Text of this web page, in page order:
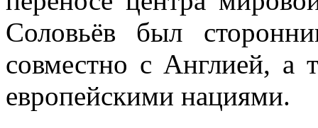
Соловьёв был
совместно с Англией, а
европейскими нациями.